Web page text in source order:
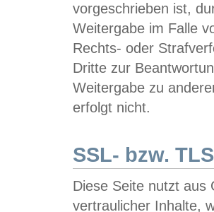
vorgeschrieben ist,
Weitergabe im Falle
Rechts- oder
Dritte zur
Weitergabe zu
erfolgt nicht.
SSL- bzw.
Diese Seite nutzt aus
vertraulicher Inhalte,